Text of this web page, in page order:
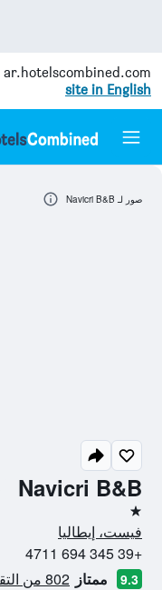
ar.hotelscombined.com
site in English
Navicri B&B
نجمة واحدة
فيست، إيطاليا
+39 345 694 4711
9.3 ممتاز 802 من التقييمات تم التحقق منها
صور لـ Navicri B&B